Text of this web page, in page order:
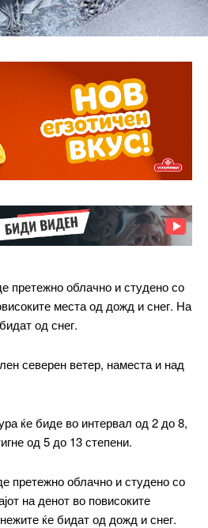
претежно облачно и студено со
места од дожд и снег. На
од снег.
северен ветер, наместа и над
ќе биде во интервал од 2 до 8,
од 5 до 13 степени.
претежно облачно и студено со
на денот во повисоките
ќе бидат од дожд и снег.